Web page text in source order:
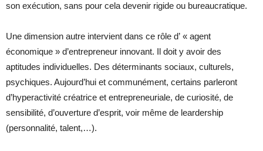
son exécution, sans pour cela devenir rigide ou bureaucratique.
Une dimension autre intervient dans ce rôle d’ « agent
économique » d’entrepreneur innovant. Il doit y avoir des
aptitudes individuelles. Des déterminants sociaux, culturels,
psychiques. Aujourd’hui et communément, certains parleront
d’hyperactivité créatrice et entrepreneuriale, de curiosité, de
sensibilité, d’ouverture d’esprit, voir même de leardership
(personnalité, talent,…).